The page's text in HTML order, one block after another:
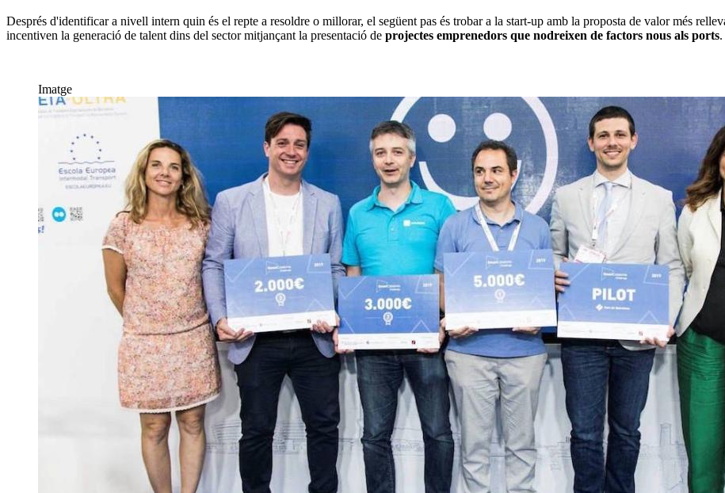
Després d'identificar a nivell intern quin és el repte a resoldre o millorar, el següent pas és trobar a la start-up amb la proposta de valor més
incentiven la generació de talent dins del sector mitjançant la presentació de projectes emprenedors que nodreixen de factors nous als ports.
Imatge